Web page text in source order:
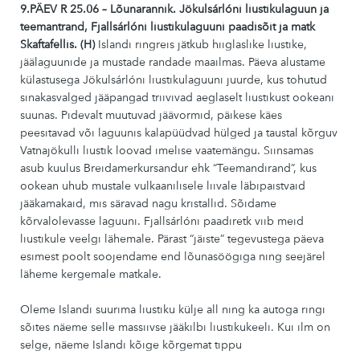
9.PÄEV R 25.06 – Lõunarannik. Jökulsárlóni liustikulaguun ja
teemantrand, Fjallsárlóni liustikulaguuni paadisõit ja matk
Skaftafellis. (H) Islandi ringreis jätkub hiiglaslike liustike,
jäälaguunide ja mustade randade maailmas. Päeva alustame
külastusega Jökulsárlóni liustikulaguuni juurde, kus tohutud
sinakasvalged jääpangad triivivad aeglaselt liustikust ookeani
suunas. Pidevalt muutuvad jäävormid, päikese käes
peesitavad või laguunis kalapüüdvad hülged ja taustal kõrguv
Vatnajökulli liustik loovad imelise vaatemängu. Siinsamas
asub kuulus Breidamerkursandur ehk “Teemandirand”, kus
ookean uhub mustale vulkaanilisele liivale läbipaistvaid
jääkamakaid, mis säravad nagu kristallid. Sõidame
kõrvalolevasse laguuni. Fjallsárlóni paadiretk viib meid
liustikule veelgi lähemale. Pärast “jäiste” tegevustega päeva
esimest poolt soojendame end lõunasöögiga ning seejärel
läheme kergemale matkale.
Oleme Islandi suurima liustiku külje all ning ka autoga ringi
sõites näeme selle massiivse jääkilbi liustikukeeli. Kui ilm on
selge, näeme Islandi kõige kõrgemat tippu